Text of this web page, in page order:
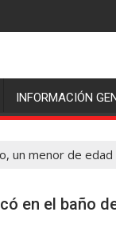
INFORMACIÓN
un menor de
en el baño